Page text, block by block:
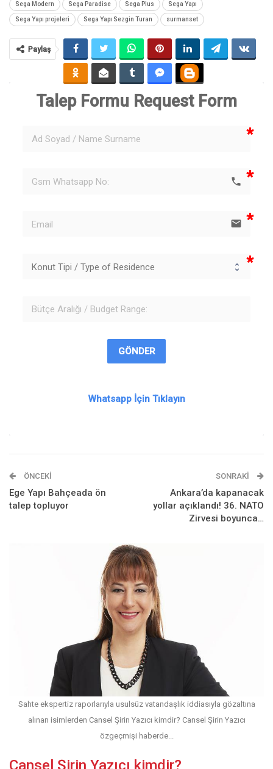
Sega Modern Sega Paradise Sega Plus Sega Yapı
Sega Yapı projeleri Sega Yapı Sezgin Turan surmanset
Paylaş
Talep Formu Request Form
phone
email
GÖNDER
Whatsapp İçin Tıklayın
ÖNCEKI
Ege Yapı Bahçeada ön
talep topluyor
SONRAKI
Ankara’da kapanacak
yollar açıklandı! 36. NATO
Zirvesi boyunca…
Sahte ekspertiz raporlarıyla usulsüz vatandaşlık iddiasıyla gözaltına
alınan isimlerden Cansel Şirin Yazıcı kimdir? Cansel Şirin Yazıcı
özgeçmişi haberde...
Cansel Şirin Yazıcı kimdir?